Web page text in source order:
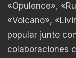
«Opulence»,
«Volcano»,
popular junto
colaboraciones